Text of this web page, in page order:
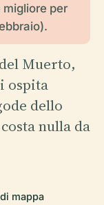
per
Muerto,
ospita
dello
nulla da
mappa